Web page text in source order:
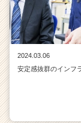
2024.03.06
安定感抜群のインフ